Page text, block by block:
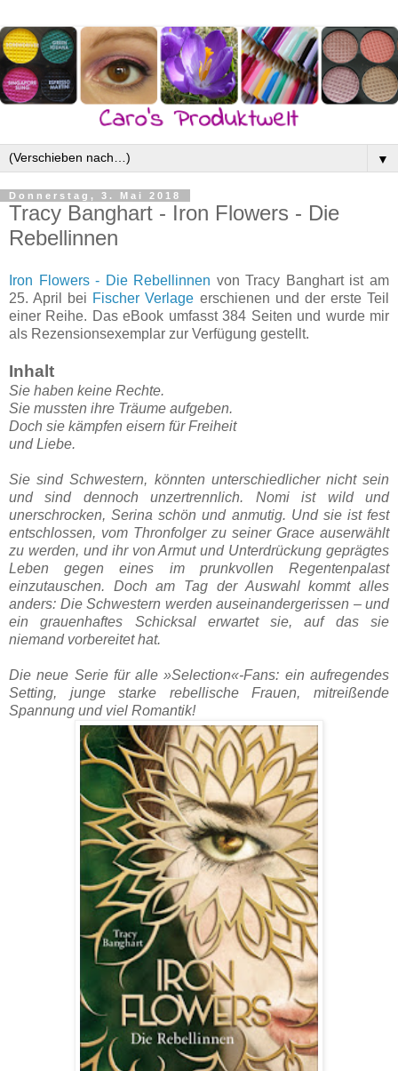
▼
Donnerstag, 3. Mai 2018
Tracy Banghart - Iron Flowers - Die
Rebellinnen
Iron Flowers - Die Rebellinnen von Tracy Banghart ist am
25. April bei Fischer Verlage erschienen und der erste Teil
einer Reihe. Das eBook umfasst 384 Seiten und wurde mir
als Rezensionsexemplar zur Verfügung gestellt.
Inhalt
Sie haben keine Rechte.
Sie mussten ihre Träume aufgeben.
Doch sie kämpfen eisern für Freiheit
und Liebe.
Sie sind Schwestern, könnten unterschiedlicher nicht sein
und sind dennoch unzertrennlich. Nomi ist wild und
unerschrocken, Serina schön und anmutig. Und sie ist fest
entschlossen, vom Thronfolger zu seiner Grace auserwählt
zu werden, und ihr von Armut und Unterdrückung geprägtes
Leben gegen eines im prunkvollen Regentenpalast
einzutauschen. Doch am Tag der Auswahl kommt alles
anders: Die Schwestern werden auseinandergerissen – und
ein grauenhaftes Schicksal erwartet sie, auf das sie
niemand vorbereitet hat.
Die neue Serie für alle »Selection«-Fans: ein aufregendes
Setting, junge starke rebellische Frauen, mitreißende
Spannung und viel Romantik!